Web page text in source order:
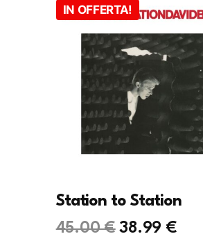
IN OFFERTA!
Station to Station
45.00€ Il
38.99 €Il